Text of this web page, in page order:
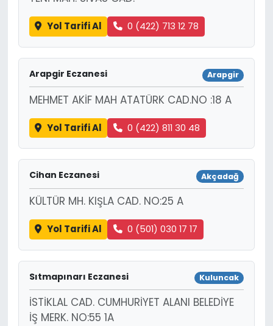
Yol Tarifi Al 0 (422) 713 12 78
Arapgir Eczanesi Arapgir
MEHMET AKİF MAH ATATÜRK CAD.NO :18 A
Yol Tarifi Al 0 (422) 811 30 48
Cihan Eczanesi Akçadağ
KÜLTÜR MH. KIŞLA CAD. NO:25 A
Yol Tarifi Al 0 (501) 030 17 17
Sıtmapınarı Eczanesi Kuluncak
İSTİKLAL CAD. CUMHURİYET ALANI BELEDİYE
İŞ MERK. NO:55 1A